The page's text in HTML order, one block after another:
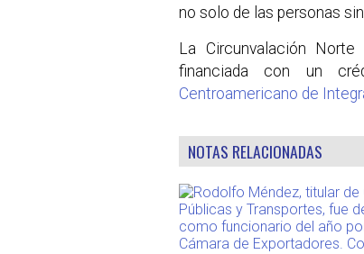
no solo de las personas
La Circunvalación
financiada con un
Centroamericano de
NOTAS RELACIONADAS